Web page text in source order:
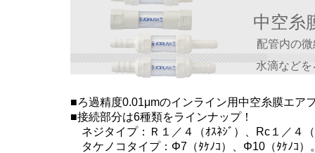
中空糸
配管内の
水滴などを
■ろ過精度0.01μmのインライン用中空糸膜エア
■接続部分は6種類をラインナップ！
ネジタイプ：Ｒ１／４（ｵｽﾈｼﾞ）、Rc１／４（
タケノコタイプ：Φ7（ﾀｹﾉｺ）、Φ10（ﾀｹﾉｺ）